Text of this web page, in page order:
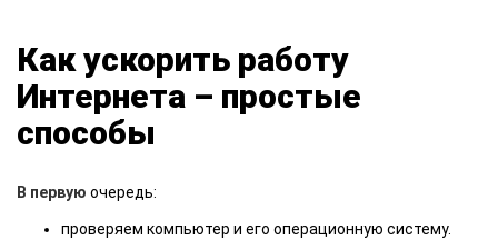
Как ускорить работу
Интернета – простые
способы
В первую очередь:
проверяем компьютер и его операционную систему.